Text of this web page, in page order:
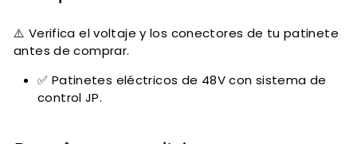
⚠️ Verifica el voltaje y los conectores de tu patinete
antes de comprar.
✅ Patinetes eléctricos de 48V con sistema de
control JP.